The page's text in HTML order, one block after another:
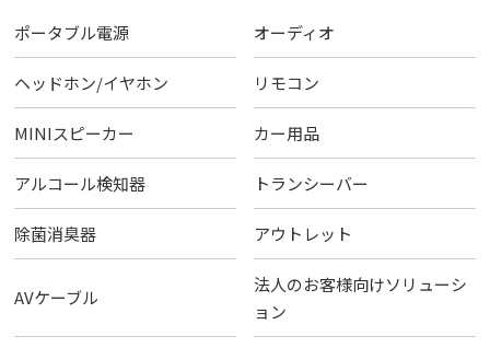
ポータブル電源 オーディオ
ヘッドホン/イヤホン リモコン
MINIスピーカー カー用品
アルコール検知器 トランシーバー
除菌消臭器 アウトレット
AVケーブル
法人のお客様向けソリューシ
ョン